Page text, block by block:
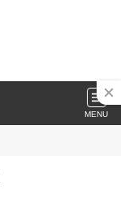
MENU